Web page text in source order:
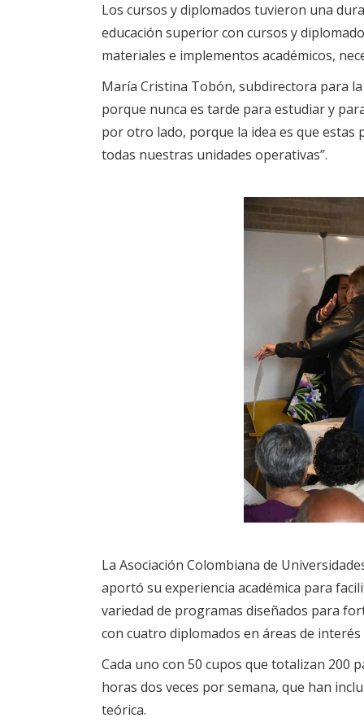
Los cursos y diplomados tuvieron una
educación superior con cursos y
materiales e implementos académicos,
María Cristina Tobón, subdirectora para
porque nunca es tarde para estudiar y
por otro lado, porque la idea es que
todas nuestras unidades operativas”.
La Asociación Colombiana de
aportó su experiencia académica para
variedad de programas diseñados para
con cuatro diplomados en áreas de
Cada uno con 50 cupos que totalizan 200
horas dos veces por semana, que han
teórica.